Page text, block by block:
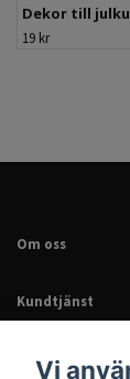
Dekor till
19 kr
Om oss
Kundtjänst
Läs mer
Vi